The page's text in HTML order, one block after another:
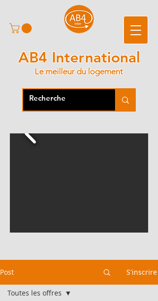
AB4 International
Le meilleur du logement
Post S'inscrire
Toutes les offres